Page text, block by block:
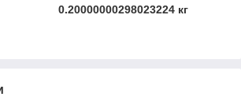
0.20000000298023224 кг